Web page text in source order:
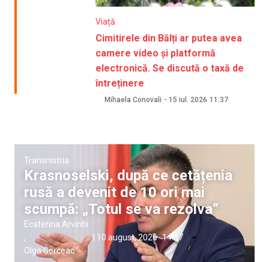
Viață
Cimitirele din Bălți ar putea avea
camere video și platformă
electronică. Se discută o taxă de
întreținere
Mihaela Conovali - 15 iul. 2026 11:37
Transnistria
Krasnoselski, după ce cetățenia
rusă a devenit de 10 ori mai
scumpă: „Totul se va rezolva”
Ecaterina Arvintii
,
Olga Gorceac
10 august, 2026 14:37